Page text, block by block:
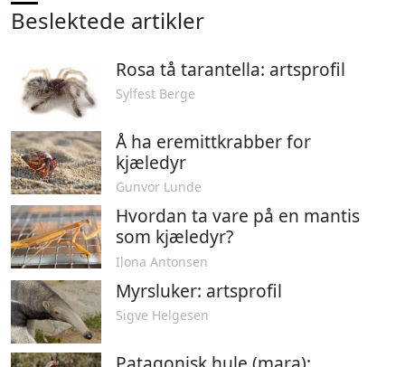
Beslektede artikler
Rosa tå tarantella: artsprofil
Sylfest Berge
Å ha eremittkrabber for
kjæledyr
Gunvor Lunde
Hvordan ta vare på en mantis
som kjæledyr?
Ilona Antonsen
Myrsluker: artsprofil
Sigve Helgesen